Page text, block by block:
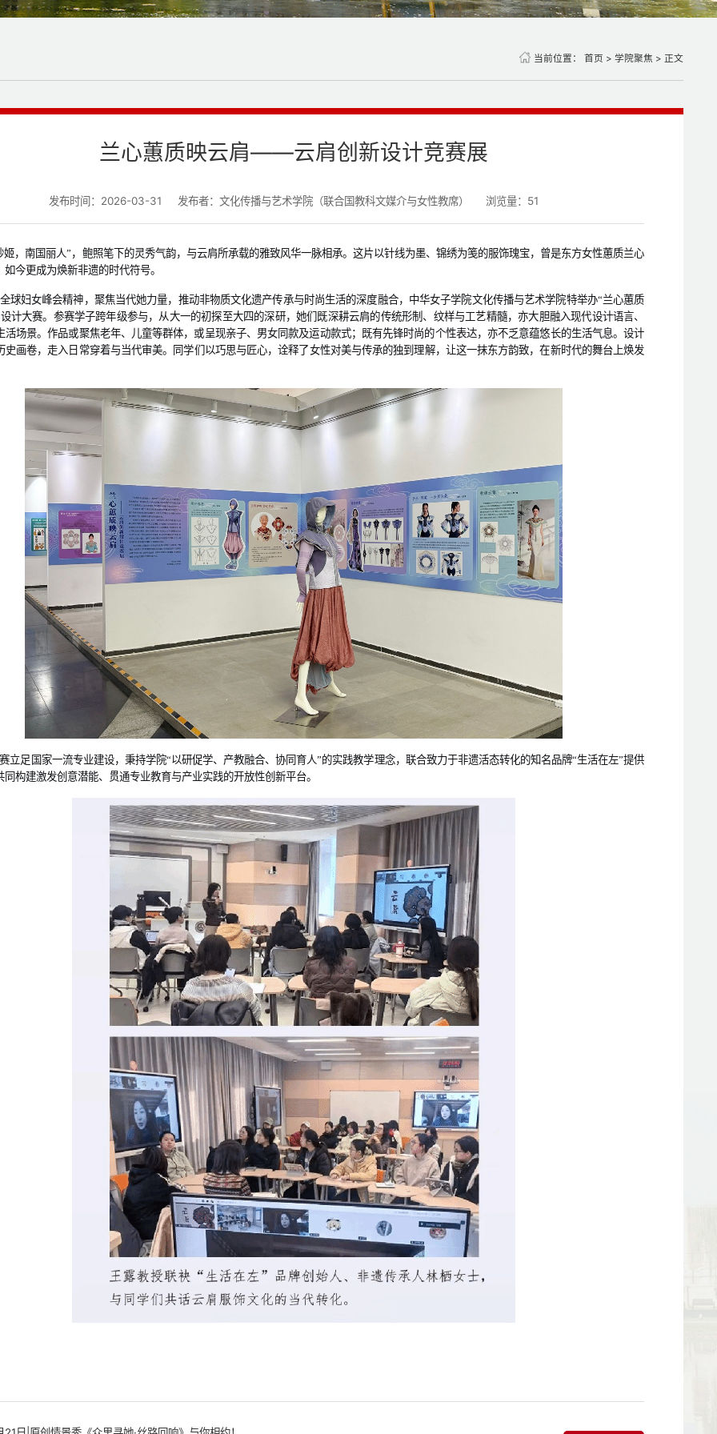
当前位置： 首页 > 学院聚焦 > 正文
兰心蕙质映云肩——云肩创新设计竞赛展
发布时间：2026-03-31 发布者：文化传播与艺术学院（联合国教科文媒介与女性教席） 浏览量： 51
姬，南国丽人”，鲍照笔下的灵秀气韵，与云肩所承载的雅致风华一脉相承。这片以针线为墨、锦绣为笺的服饰瑰宝，曾是东方女性蕙质兰心
如今更成为焕新非遗的时代符号。
球妇女峰会精神，聚焦当代她力量，推动非物质文化遗产传承与时尚生活的深度融合，中华女子学院文化传播与艺术学院特举办“兰心蕙质
计大赛。 参赛学子跨年级参与，从大一的初探至大四的深研，她们 既深耕云肩的传统形制、纹样与工艺精髓，亦大胆融入现代设计语言、
活场景。作品或聚焦老年、儿童等群体，或呈现亲子、男女同款及运动款式；既有先锋时尚的个性表达，亦不乏意蕴悠长的生活气息。设计
史画卷，走入日常穿着与当代审美。 同学们以巧思与匠心，诠释了女性对美与传承的独到理解，让这一抹东方韵致，在新时代的舞台上焕发
立足国家一流专业建设， 秉持学院“以研促学、产教融合、协同育人”的实践教学理念，联合致力于非遗活态转化的知名品牌“生活在左”提供
同构建激发创意潜能、贯通专业教育与产业实践的开放性创新平台。